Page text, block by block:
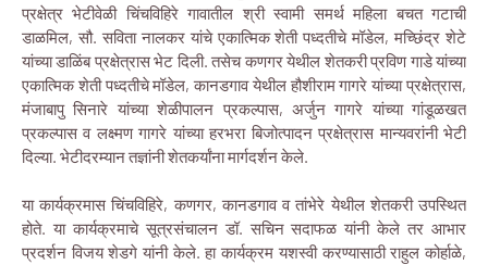
प्रक्षेत्र भेटीवेळी चिंचविहिरे गावातील श्री स्वामी समर्थ महिला बचत गटाची
डाळमिल, सौ. सविता नालकर यांचे एकात्मिक शेती पध्दतीचे मॉडेल, मच्छिंद्र शेटे
यांच्या डाळिंब प्रक्षेत्रास भेट दिली. तसेच कणगर येथील शेतकरी प्रविण गाडे यांच्या
एकात्मिक शेती पध्दतीचे मॉडेल, कानडगाव येथील हौशीराम गागरे यांच्या प्रक्षेत्रास,
मंजाबापु सिनारे यांच्या शेळीपालन प्रकल्पास, अर्जुन गागरे यांच्या गांडूळखत
प्रकल्पास व लक्ष्मण गागरे यांच्या हरभरा बिजोत्पादन प्रक्षेत्रास मान्यवरांनी भेटी
दिल्या. भेटीदरम्यान तज्ञांनी शेतकर्यांना मार्गदर्शन केले.
या कार्यक्रमास चिंचविहिरे, कणगर, कानडगाव व तांभेरे येथील शेतकरी उपस्थित
होते. या कार्यक्रमाचे सूत्रसंचालन डॉ. सचिन सदाफळ यांनी केले तर आभार
प्रदर्शन विजय शेडगे यांनी केले. हा कार्यक्रम यशस्वी करण्यासाठी राहुल कोर्हाळे,